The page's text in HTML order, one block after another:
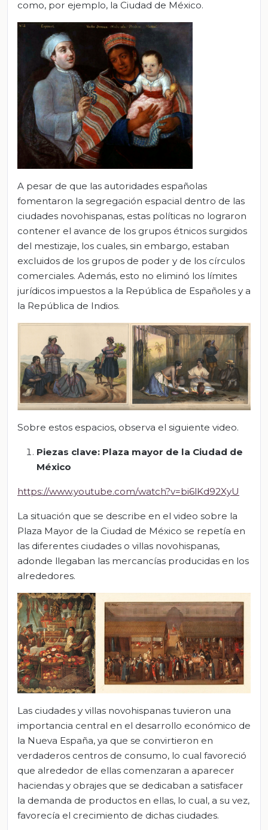
como, por ejemplo, la Ciudad de México.
A pesar de que las autoridades españolas
fomentaron la segregación espacial dentro de las
ciudades novohispanas, estas políticas no lograron
contener el avance de los grupos étnicos surgidos
del mestizaje, los cuales, sin embargo, estaban
excluidos de los grupos de poder y de los círculos
comerciales. Además, esto no eliminó los límites
jurídicos impuestos a la República de Españoles y a
la República de Indios.
Sobre estos espacios, observa el siguiente video.
Piezas clave: Plaza mayor de la Ciudad de
México
https://www.youtube.com/watch?v=bi6lKd92XyU
La situación que se describe en el video sobre la
Plaza Mayor de la Ciudad de México se repetía en
las diferentes ciudades o villas novohispanas,
adonde llegaban las mercancías producidas en los
alrededores.
Las ciudades y villas novohispanas tuvieron una
importancia central en el desarrollo económico de
la Nueva España, ya que se convirtieron en
verdaderos centros de consumo, lo cual favoreció
que alrededor de ellas comenzaran a aparecer
haciendas y obrajes que se dedicaban a satisfacer
la demanda de productos en ellas, lo cual, a su vez,
favorecía el crecimiento de dichas ciudades.